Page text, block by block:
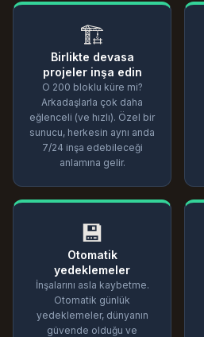
🏗️
Birlikte devasa
projeler inşa edin
O 200 bloklu küre mi?
Arkadaşlarla çok daha
eğlenceli (ve hızlı). Özel bir
sunucu, herkesin aynı anda
7/24 inşa edebileceği
anlamına gelir.
💾
Otomatik
yedeklemeler
İnşalarını asla kaybetme.
Otomatik günlük
yedeklemeler, dünyanın
güvende olduğu ve